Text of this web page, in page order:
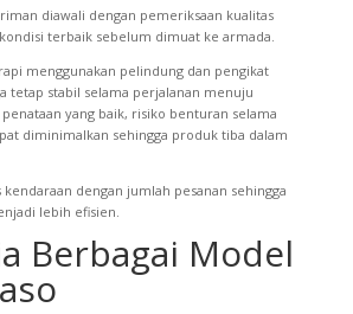
diawali dengan pemeriksaan kualitas
terbaik sebelum dimuat ke armada.
menggunakan pelindung dan pengikat
tetap stabil selama perjalanan menuju
yang baik, risiko benturan selama
diminimalkan sehingga produk tiba dalam
dengan jumlah pesanan sehingga
lebih efisien.
Berbagai Model